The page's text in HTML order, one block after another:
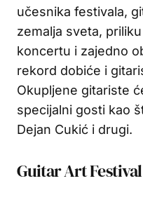
učesnika festivala,
zemalja sveta,
koncertu i zajedno
rekord dobiće i
Okupljene gitariste
specijalni gosti kao
Dejan Cukić i drugi.
Guitar Art